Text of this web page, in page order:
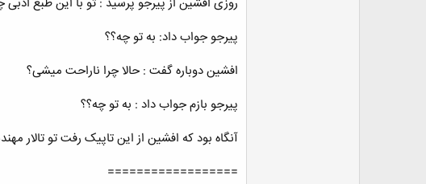
پیرجو جواب داد: به تو چه؟؟
افشین دوباره گفت : حالا چرا ناراحت میشی؟
پیرجو بازم جواب داد : به تو چه؟؟
آنگاه بود که افشین از این تاپیک رفت تو تالار
==================